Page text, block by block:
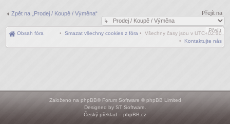
Zpět na „Prodej / Koupě / Výměna“ Přejít na
Obsah fóra • Všechny časy jsou v UTC+02:00
• Smazat všechny cookies z fóra
•
Kontaktujte nás
Založeno na phpBB® Forum Software © phpBB Limited
Designed by ST Software
Český překlad – phpBB.cz